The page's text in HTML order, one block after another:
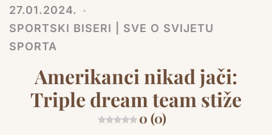
27.01.2024.
SPORTSKI BISERI | SVE O SVIJETU
SPORTA
Amerikanci nikad jači:
Triple dream team stiže
0 (0)